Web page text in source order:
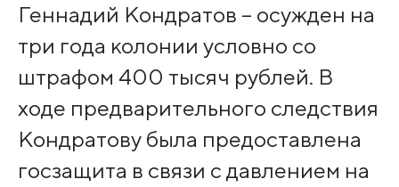
Геннадий Кондратов – осужден на
три года колонии условно со
штрафом 400 тысяч рублей. В
ходе предварительного следствия
Кондратову была предоставлена
госзащита в связи с давлением на